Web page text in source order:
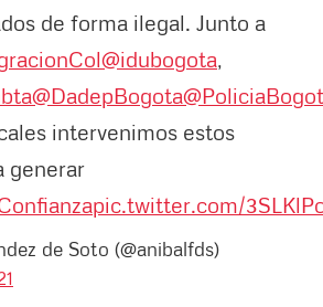
de forma ilegal. Junto a
@idubogota
@DadepBogota
intervenimos estos
generar
pic.twitter.com/
de Soto (@anibalfds)